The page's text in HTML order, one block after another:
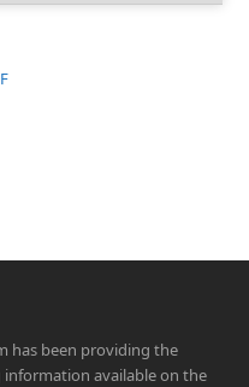
has been providing the
available on the